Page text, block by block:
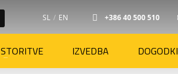
SL / EN +386 40 500 510
STORITVE IZVEDBA DOGODKI